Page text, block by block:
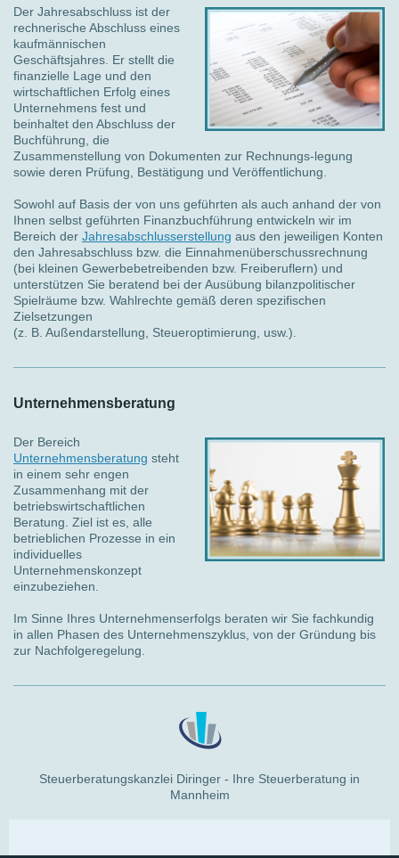
Der Jahresabschluss ist der
rechnerische Abschluss eines
kaufmännischen
Geschäftsjahres. Er stellt die
finanzielle Lage und den
wirtschaftlichen Erfolg eines
Unternehmens fest und
beinhaltet den Abschluss der
Buchführung, die
Zusammenstellung von Dokumenten zur Rechnungs-legung
sowie deren Prüfung, Bestätigung und Veröffentlichung.
Sowohl auf Basis der von uns geführten als auch anhand der von
Ihnen selbst geführten Finanzbuchführung entwickeln wir im
Bereich der Jahresabschlusserstellung aus den jeweiligen Konten
den Jahresabschluss bzw. die Einnahmenüberschussrechnung
(bei kleinen Gewerbebetreibenden bzw. Freiberuflern) und
unterstützen Sie beratend bei der Ausübung bilanzpolitischer
Spielräume bzw. Wahlrechte gemäß deren spezifischen
Zielsetzungen
(z. B. Außendarstellung, Steueroptimierung, usw.).
Unternehmensberatung
Der Bereich
Unternehmensberatung steht
in einem sehr engen
Zusammenhang mit der
betriebswirtschaftlichen
Beratung. Ziel ist es, alle
betrieblichen Prozesse in ein
individuelles
Unternehmenskonzept
einzubeziehen.
Im Sinne Ihres Unternehmenserfolgs beraten wir Sie fachkundig
in allen Phasen des Unternehmenszyklus, von der Gründung bis
zur Nachfolgeregelung.
Steuerberatungskanzlei Diringer - Ihre Steuerberatung in
Mannheim